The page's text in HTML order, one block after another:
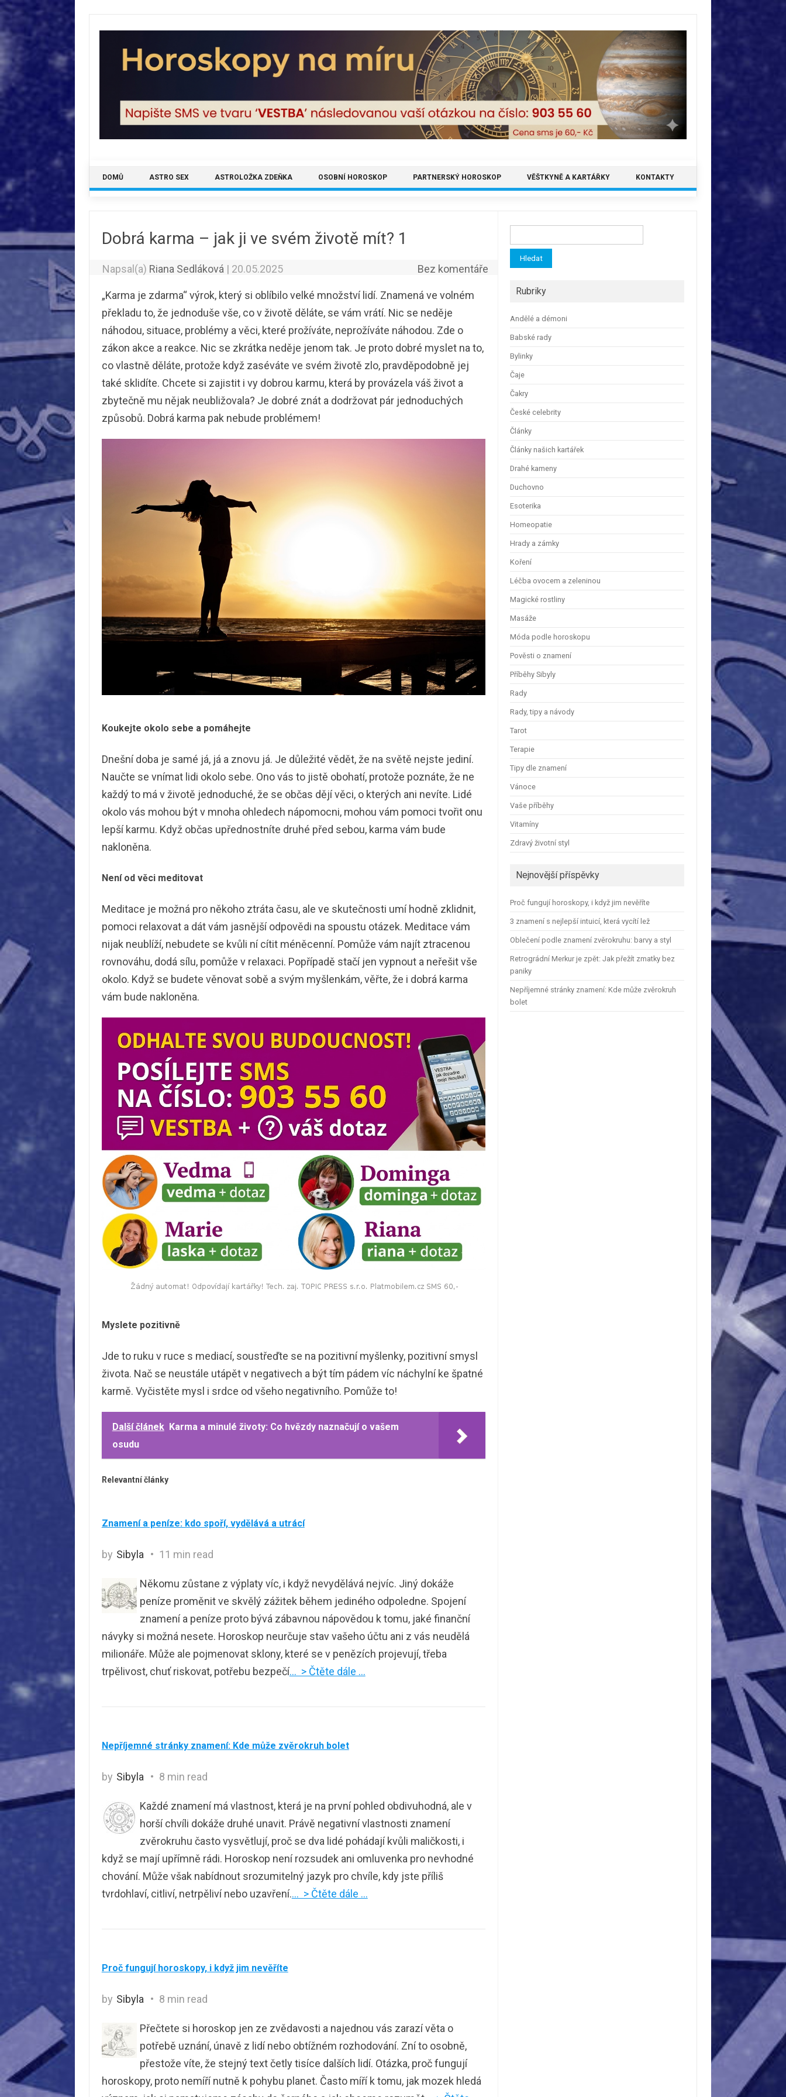
DOMŮ ASTRO SEX ASTROLOŽKA ZDEŇKA OSOBNÍ HOROSKOP PARTNERSKÝ HOROSKOP VĚŠTKYNĚ A KARTÁŘKY KONTAKTY
Dobrá karma – jak ji ve svém životě mít? 1
Napsal(a) Riana Sedláková | 20.05.2025 Bez komentáře
„Karma je zdarma“ výrok, který si oblíbilo velké množství lidí. Znamená ve volném
překladu to, že jednoduše vše, co v životě děláte, se vám vrátí. Nic se neděje
náhodou, situace, problémy a věci, které prožíváte, neprožíváte náhodou. Zde o
zákon akce a reakce. Nic se zkrátka neděje jenom tak. Je proto dobré myslet na to,
co vlastně děláte, protože když zaséváte ve svém životě zlo, pravděpodobně jej
také sklidíte. Chcete si zajistit i vy dobrou karmu, která by provázela váš život a
zbytečně mu nějak neubližovala? Je dobré znát a dodržovat pár jednoduchých
způsobů. Dobrá karma pak nebude problémem!
Koukejte okolo sebe a pomáhejte
Dnešní doba je samé já, já a znovu já. Je důležité vědět, že na světě nejste jediní.
Naučte se vnímat lidi okolo sebe. Ono vás to jistě obohatí, protože poznáte, že ne
každý to má v životě jednoduché, že se občas dějí věci, o kterých ani nevíte. Lidé
okolo vás mohou být v mnoha ohledech nápomocni, mohou vám pomoci tvořit onu
lepší karmu. Když občas upřednostníte druhé před sebou, karma vám bude
nakloněna.
Není od věci meditovat
Meditace je možná pro někoho ztráta času, ale ve skutečnosti umí hodně zklidnit,
pomoci relaxovat a dát vám jasnější odpovědi na spoustu otázek. Meditace vám
nijak neublíží, nebudete se kvůli ní cítit méněcenní. Pomůže vám najít ztracenou
rovnováhu, dodá sílu, pomůže v relaxaci. Popřípadě stačí jen vypnout a neřešit vše
okolo. Když se budete věnovat sobě a svým myšlenkám, věřte, že i dobrá karma
vám bude nakloněna.
Myslete pozitivně
Jde to ruku v ruce s mediací, soustřeďte se na pozitivní myšlenky, pozitivní smysl
života. Nač se neustále utápět v negativech a být tím pádem víc náchylní ke špatné
karmě. Vyčistěte mysl i srdce od všeho negativního. Pomůže to!
Další článek Karma a minulé životy: Co hvězdy naznačují o vašem
osudu
Relevantní články
Znamení a peníze: kdo spoří, vydělává a utrácí
by Sibyla 11 min read
Někomu zůstane z výplaty víc, i když nevydělává nejvíc. Jiný dokáže
peníze proměnit ve skvělý zážitek během jediného odpoledne. Spojení
znamení a peníze proto bývá zábavnou nápovědou k tomu, jaké finanční
návyky si možná nesete. Horoskop neurčuje stav vašeho účtu ani z vás neudělá
milionáře. Může ale pojmenovat sklony, které se v penězích projevují, třeba
trpělivost, chuť riskovat, potřebu bezpečí… > Čtěte dále …
Nepříjemné stránky znamení: Kde může zvěrokruh bolet
by Sibyla 8 min read
Každé znamení má vlastnost, která je na první pohled obdivuhodná, ale v
horší chvíli dokáže druhé unavit. Právě negativní vlastnosti znamení
zvěrokruhu často vysvětlují, proč se dva lidé pohádají kvůli maličkosti, i
když se mají upřímně rádi. Horoskop není rozsudek ani omluvenka pro nevhodné
chování. Může však nabídnout srozumitelný jazyk pro chvíle, kdy jste příliš
tvrdohlaví, citliví, netrpěliví nebo uzavření.… > Čtěte dále …
Proč fungují horoskopy, i když jim nevěříte
by Sibyla 8 min read
Přečtete si horoskop jen ze zvědavosti a najednou vás zarazí věta o
potřebě uznání, únavě z lidí nebo obtížném rozhodování. Zní to osobně,
přestože víte, že stejný text četly tisíce dalších lidí. Otázka, proč fungují
horoskopy, proto nemíří nutně k pohybu planet. Často míří k tomu, jak mozek hledá
Rubriky
Andělé a démoni
Babské rady
Bylinky
Čaje
Čakry
České celebrity
Články
Články našich kartářek
Drahé kameny
Duchovno
Esoterika
Homeopatie
Hrady a zámky
Koření
Léčba ovocem a zeleninou
Magické rostliny
Masáže
Móda podle horoskopu
Pověsti o znamení
Příběhy Sibyly
Rady
Rady, tipy a návody
Tarot
Terapie
Tipy dle znamení
Vánoce
Vaše příběhy
Vitamíny
Zdravý životní styl
Nejnovější příspěvky
Proč fungují horoskopy, i když jim nevěříte
3 znamení s nejlepší intuicí, která vycítí lež
Oblečení podle znamení zvěrokruhu: barvy a styl
Retrográdní Merkur je zpět: Jak přežít zmatky bez
paniky
Nepříjemné stránky znamení: Kde může zvěrokruh
bolet